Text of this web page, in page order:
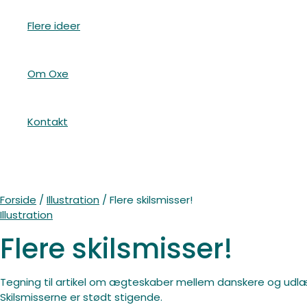
Flere ideer
Om Oxe
Kontakt
Forside / Illustration / Flere skilsmisser!
Illustration
Flere skilsmisser!
Tegning til artikel om ægteskaber mellem danskere og
Skilsmisserne er stødt stigende.